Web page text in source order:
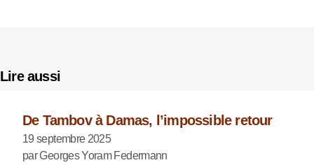
Lire aussi
De Tambov à Damas, l’impossible retour
19 septembre 2025
par Georges Yoram Federmann